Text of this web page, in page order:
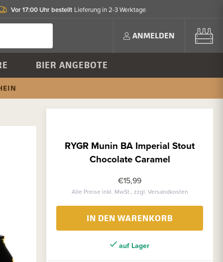
Vor 17:00 Uhr bestellt Lieferung in 2-3 Werktage
ANMELDEN
BIER ANGEBOTE
RYGR Munin BA Imperial Stout
Chocolate Caramel
€15,99
Alle Preise inkl. MwSt., zzgl. Versandkosten
IN DEN WARENKORB
auf Lager